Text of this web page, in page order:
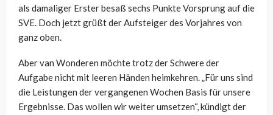
als damaliger Erster besaß sechs Punkte Vorsprung auf die
SVE. Doch jetzt grüßt der Aufsteiger des Vorjahres von
ganz oben.
Aber van Wonderen möchte trotz der Schwere der
Aufgabe nicht mit leeren Händen heimkehren. „Für uns sind
die Leistungen der vergangenen Wochen Basis für unsere
Ergebnisse. Das wollen wir weiter umsetzen“, kündigt der